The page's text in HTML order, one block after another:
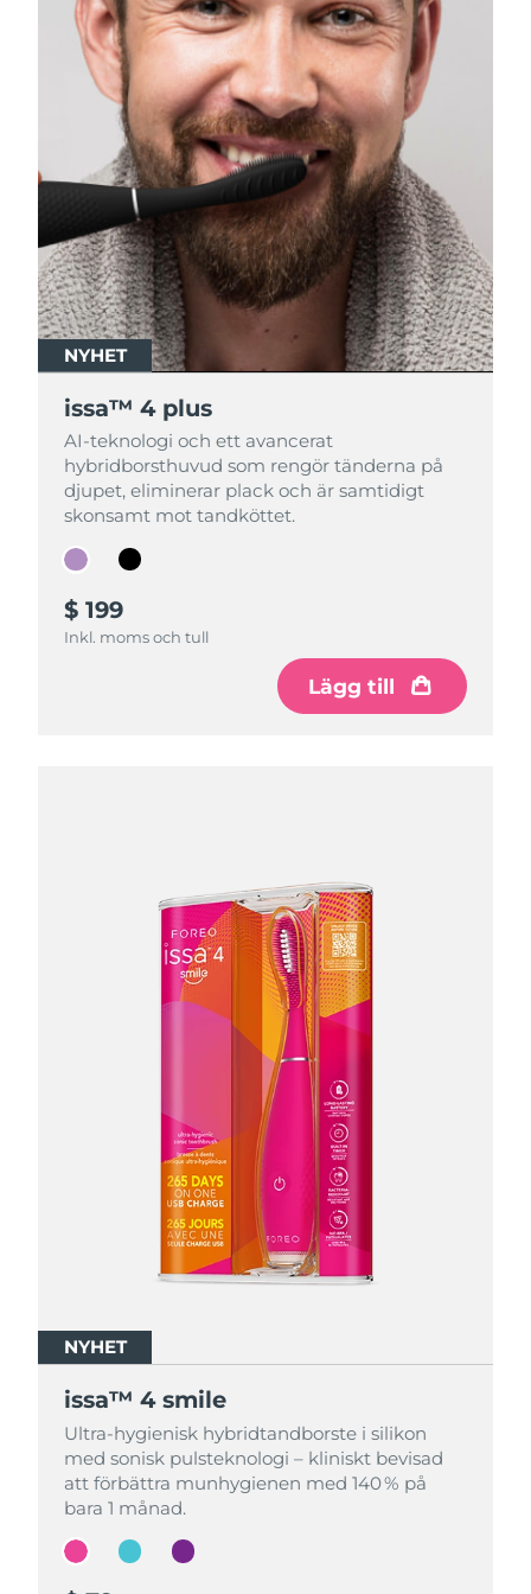
NYHET
issa™ 4 plus
AI-teknologi och ett avancerat
hybridborsthuvud som rengör tänderna på
djupet, eliminerar plack och är samtidigt
skonsamt mot tandköttet.
$ 199
Inkl. moms och tull
Lägg till
NYHET
issa™ 4 plus
AI-teknologi och ett avancerat
hybridborsthuvud som rengör tänderna på
djupet, eliminerar plack och är samtidigt
skonsamt mot tandköttet.
$ 199
Inkl. moms och tull
Lägg till
NYHET
issa™ 4 smile
Ultra-hygienisk hybridtandborste i silikon
med sonisk pulsteknologi – kliniskt bevisad
att förbättra munhygienen med 140 % på
bara 1 månad.
NYHET
issa™ 4 smile
Ultra-hygienisk hybridtandborste i silikon
med sonisk pulsteknologi – kliniskt bevisad
att förbättra munhygienen med 140 % på
bara 1 månad.
NYHET
issa™ 4 smile
Ultra-hygienisk hybridtandborste i silikon
med sonisk pulsteknologi – kliniskt bevisad
att förbättra munhygienen med 140 % på
bara 1 månad.